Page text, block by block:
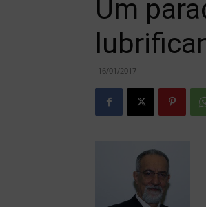
Um
16/01/2017